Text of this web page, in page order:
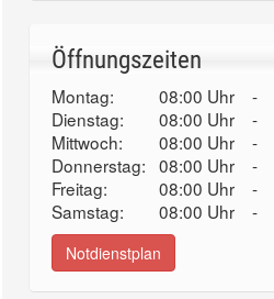
Öffnungszeiten
Montag: 08:00 Uhr -
Dienstag:
08:00 Uhr -
Mittwoch:
08:00 Uhr -
Donnerstag: 08:00 Uhr -
Freitag:
08:00 Uhr -
Samstag:
08:00 Uhr -
Notdienstplan